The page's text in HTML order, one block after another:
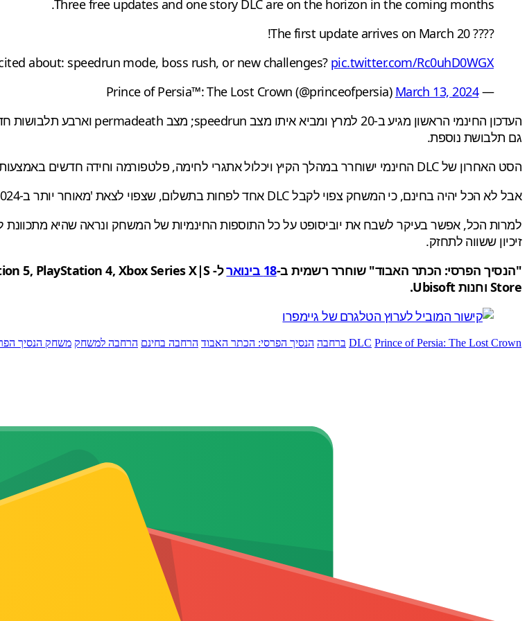
Three free updates and one story DLC are on the horizon in the coming months.
???? The first update arrives on March 20!
about: speedrun mode, boss rush, or new challenges? pic.twitter.com/Rc0uhD0WGX
— Prince of Persia™: The Lost Crown (@princeofpersia)
March 13, 2024
גם תלבושת נוספת.
הסט האחרון של DLC החינמי ישוחרר במהלך הקיץ ויכלול אתגרי לחימה, פלטפורמה וחידה חדשים באמצעות "הניסויים האלוהיים" (Divine Trials)- לצד קמעות חדשים, תלבושות "ועוד".
אבל לא הכל יהיה בחינם, כי המשחק צפוי לקבל DLC אחד לפחות בתשלום, שצפוי לצאת 'מאוחר יותר ב-2024' ויהיה כנראה צורה כלשהי של סיפור חדש.
למרות הכל, אפשר בעיקר לשבח את יוביסופט על כל התוספות החינמיות של המשחק ונראה שהיא מתכוונת
זיכיון ששווה לתחזק.
"הנסיך הפרסי: הכתר האבוד" שוחרר רשמית ב-18 בינואר
Store וחנות Ubisoft.
DLC Prince of Persia: The Lost Crown ברחבה הנסיך הפרסי: הכתר האבוד הרחבה בחינם הרחבה למשחק משחק הנסיך